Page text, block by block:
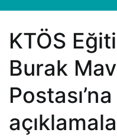
KTÖS
Burak
Postası’na